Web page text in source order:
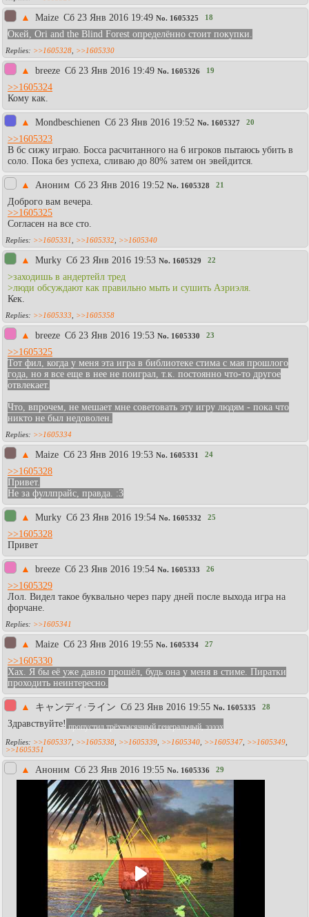
▲ Maize Сб 23 Янв 2016 19:49 No. 1605325 18
Окей, Ori and the Blind Forest определённо стоит покупки.
>>1605328 >>1605330
▲ breeze Сб 23 Янв 2016 19:49 No. 1605326 19
>>1605324
Кому как.
▲ Mondbeschienen Сб 23 Янв 2016 19:52 No. 1605327 20
>>1605323
В бс сижу играю. Босса расчитанного на 6 игроков пытаюсь убить в
соло. Пока без успеха, сливаю до 80% затем он эвейдится.
▲ Аноним Сб 23 Янв 2016 19:52 No. 1605328 21
Доброго вам вечера.
>>1605325
Согласен на все сто.
>>1605331 >>1605332 >>1605340
▲ Murky Сб 23 Янв 2016 19:53 No. 1605329 22
>заходишь в андертейл тред
>люди обсуждают как правильно мыть и сушить Азриэля.
Кек.
>>1605333 >>1605358
▲ breeze Сб 23 Янв 2016 19:53 No. 1605330 23
>>1605325
Тот фил, когда у меня эта игра в библиотеке стима с мая прошлого
года, но я все еще в нее не поиграл, т.к. постоянно что-то другое
отвлекает.
Что, впрочем, не мешает мне советовать эту игру людям - пока что
никто не был недоволен.
>>1605334
▲ Maize Сб 23 Янв 2016 19:53 No. 1605331 24
>>1605328
Привет.
Не за фуллпрайс, правда. :3
▲ Murky Сб 23 Янв 2016 19:54 No. 1605332 25
>>1605328
Привет
▲ breeze Сб 23 Янв 2016 19:54 No. 1605333 26
>>1605329
Лол. Видел такое буквально через пару дней после выхода игра на
форчане.
>>1605341
▲ Maize Сб 23 Янв 2016 19:55 No. 1605334 27
>>1605330
Хах. Я бы её уже давно прошёл, будь она у меня в стиме. Пиратки
проходить неинтересно.
▲ キャンディ·ライン Сб 23 Янв 2016 19:55 No. 1605335 28
Здравствуйте!пропустил трёхтысячный генеральный, ээээх
>>1605337 >>1605338 >>1605339 >>1605340 >>1605347 >>1605349
>>1605351
▲ Аноним Сб 23 Янв 2016 19:55 No. 1605336 29